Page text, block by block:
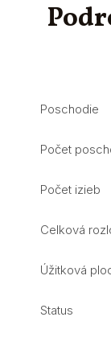
Poschodie
Počet
Počet izieb
Celková
Úžitková
Status